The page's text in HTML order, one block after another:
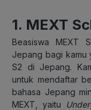
1. MEXT
Beasiswa MEXT
Jepang bagi kamu
S2 di Jepang.
untuk mendaftar
bahasa Jepang
MEXT, yaitu